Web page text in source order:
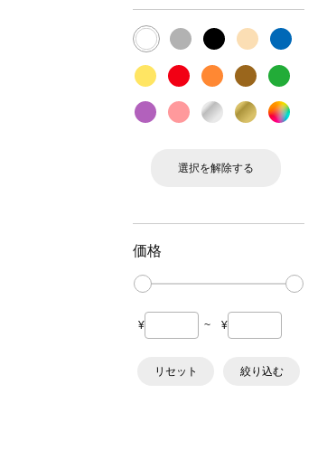
選択を解除する
価格
¥ ~ ¥
リセット 絞り込む